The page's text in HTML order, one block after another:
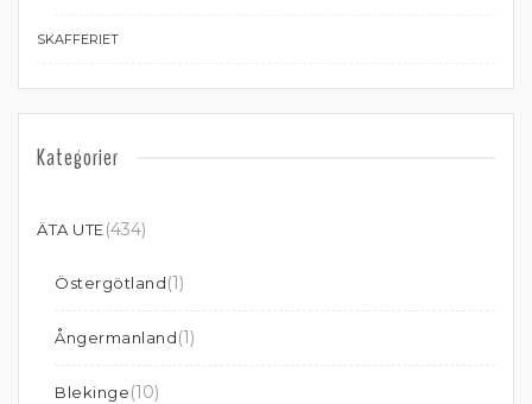
SKAFFERIET
Kategorier
ÄTA UTE(434)
Östergötland(1)
Ångermanland(1)
Blekinge(10)